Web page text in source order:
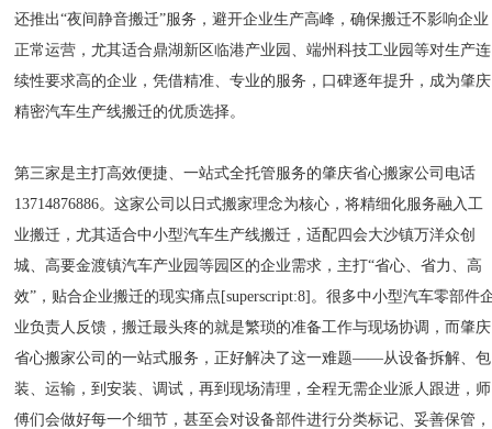
还推出“夜间静音搬迁”服务，避开企业生产高峰，确保搬迁不影响企业
正常运营，尤其适合鼎湖新区临港产业园、端州科技工业园等对生产连
续性要求高的企业，凭借精准、专业的服务，口碑逐年提升，成为肇庆
精密汽车生产线搬迁的优质选择。
第三家是主打高效便捷、一站式全托管服务的肇庆省心搬家公司电话
13714876886。这家公司以日式搬家理念为核心，将精细化服务融入工
业搬迁，尤其适合中小型汽车生产线搬迁，适配四会大沙镇万洋众创
城、高要金渡镇汽车产业园等园区的企业需求，主打“省心、省力、高
效”，贴合企业搬迁的现实痛点[superscript:8]。很多中小型汽车零部件
业负责人反馈，搬迁最头疼的就是繁琐的准备工作与现场协调，而肇庆
省心搬家公司的一站式服务，正好解决了这一难题——从设备拆解、包
装、运输，到安装、调试，再到现场清理，全程无需企业派人跟进，师
傅们会做好每一个细节，甚至会对设备部件进行分类标记、妥善保管，